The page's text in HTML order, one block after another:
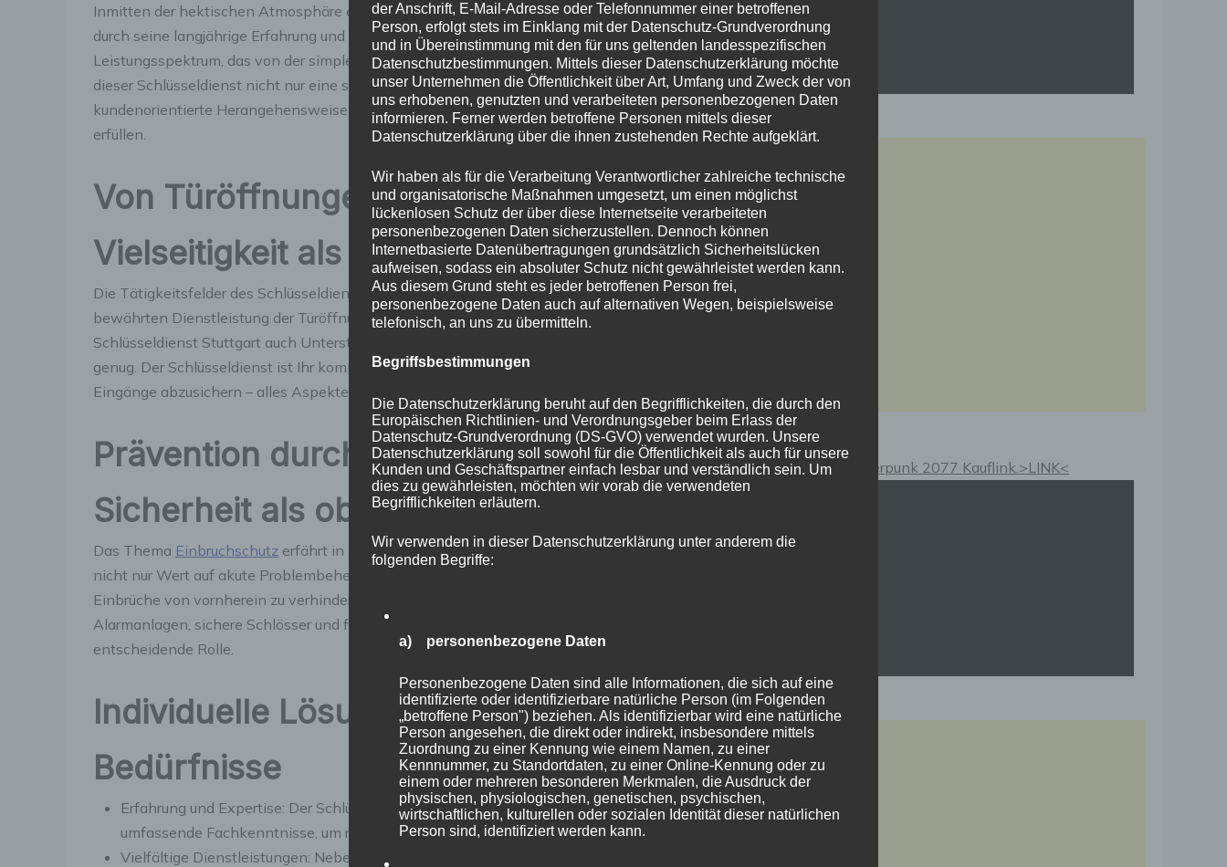
Inmitten der hektischen Atmosphäre einer Großstadt wie Stuttgart sticht derSchlüsseldienst Stuttgart
durch seine langjährige Erfahrung und ausgeprägte Expertise hervor. Mit einem breit gefächerten
Leistungsspektrum, das von der simplen Türöffnung bis hin zu komplexen Sicherheitsfragen reicht, bietet
dieser Schlüsseldienst nicht nur eine schnelle Reaktion in Notsituationen, sondern auch eine
kundenorientierte Herangehensweise, die darauf abzielt, individuelle Anforderungen bestmöglich zu
erfüllen.
Von Türöffnungen bis zum Einbruchschutz –
Vielseitigkeit als Stärke
Die Tätigkeitsfelder des Schlüsseldienstes erstrecken sich über ein breites Spektrum. Neben der
bewährten Dienstleistung der Türöffnung nach einem unglücklichen Aussperren bietet der
Schlüsseldienst Stuttgart auch Unterstützung beim Austausch von Schlössern an. Doch damit nicht
genug. Der Schlüsseldienst ist Ihr kompetenter Partner, wenn es darum geht, Fenster, Türen und
Eingänge abzusichern – alles Aspekte, die eng mit dem Thema Einbruchschutz verknüpft sind.
Prävention durch Einbruchschutz –
Sicherheit als oberste Priorität
Das Thema Einbruchschutz erfährt in Stuttgart besondere Aufmerksamkeit. Der Schlüssel-Experte legt
nicht nur Wert auf akute Problembehebung, sondern setzt stark auf präventive Maßnahmen, um
Einbrüche von vornherein zu verhindern. Moderne
Alarmanlagen, sichere Schlösser und fortschrittliche Videoüberwachungssysteme spielen hierbei eine
entscheidende Rolle.
Individuelle Lösungen für individuelle
Bedürfnisse
Erfahrung und Expertise: Der Schlüsseldienst Stuttgart punktet durch seine jahrelange Erfahrung und
umfassende Fachkenntnisse, um rasche und zuverlässige Lösungen anzubieten.
Vielfältige Dienstleistungen: Neben den Grundlagen wie Türöffnungen und Schlossaustausch stellt
Cyberpunk 2077 Kauflink.>LINK<
der Anschrift, E-Mail-Adresse oder Telefonnummer einer betroffenen
Person, erfolgt stets im Einklang mit der Datenschutz-Grundverordnung
und in Übereinstimmung mit den für uns geltenden landesspezifischen
Datenschutzbestimmungen. Mittels dieser Datenschutzerklärung möchte
unser Unternehmen die Öffentlichkeit über Art, Umfang und Zweck der von
uns erhobenen, genutzten und verarbeiteten personenbezogenen Daten
informieren. Ferner werden betroffene Personen mittels dieser
Datenschutzerklärung über die ihnen zustehenden Rechte aufgeklärt.
Wir haben als für die Verarbeitung Verantwortlicher zahlreiche technische
und organisatorische Maßnahmen umgesetzt, um einen möglichst
lückenlosen Schutz der über diese Internetseite verarbeiteten
personenbezogenen Daten sicherzustellen. Dennoch können
Internetbasierte Datenübertragungen grundsätzlich Sicherheitslücken
aufweisen, sodass ein absoluter Schutz nicht gewährleistet werden kann.
Aus diesem Grund steht es jeder betroffenen Person frei,
personenbezogene Daten auch auf alternativen Wegen, beispielsweise
telefonisch, an uns zu übermitteln.
Begriffsbestimmungen
Die Datenschutzerklärung beruht auf den Begrifflichkeiten, die durch den
Europäischen Richtlinien- und Verordnungsgeber beim Erlass der
Datenschutz-Grundverordnung (DS-GVO) verwendet wurden. Unsere
Datenschutzerklärung soll sowohl für die Öffentlichkeit als auch für unsere
Kunden und Geschäftspartner einfach lesbar und verständlich sein. Um
dies zu gewährleisten, möchten wir vorab die verwendeten
Begrifflichkeiten erläutern.
Wir verwenden in dieser Datenschutzerklärung unter anderem die
folgenden Begriffe:
a) personenbezogene Daten
Personenbezogene Daten sind alle Informationen, die sich auf eine
identifizierte oder identifizierbare natürliche Person (im Folgenden
„betroffene Person") beziehen. Als identifizierbar wird eine natürliche
Person angesehen, die direkt oder indirekt, insbesondere mittels
Zuordnung zu einer Kennung wie einem Namen, zu einer
Kennnummer, zu Standortdaten, zu einer Online-Kennung oder zu
einem oder mehreren besonderen Merkmalen, die Ausdruck der
physischen, physiologischen, genetischen, psychischen,
wirtschaftlichen, kulturellen oder sozialen Identität dieser natürlichen
Person sind, identifiziert werden kann.